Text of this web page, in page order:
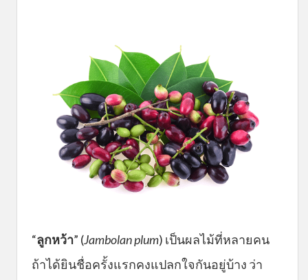
“ลูกหว้า” (Jambolan plum) เป็นผลไม้ที่หลายคน
ถ้าได้ยินชื่อครั้งแรกคงแปลกใจกันอยู่บ้าง ว่า